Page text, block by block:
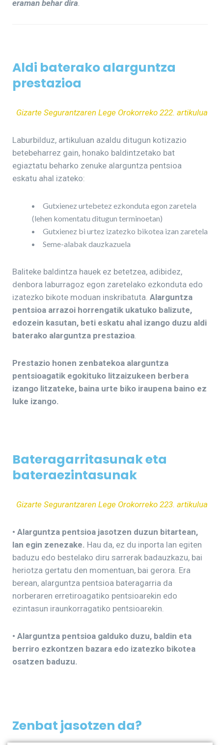
eraman behar dira
Aldi baterako alarguntza
prestazioa
Gizarte Segurantzaren Lege Orokorreko 222. artikulua
Laburbilduz, artikuluan azaldu ditugun kotizazio
betebeharrez gain, honako baldintzetako bat
egiaztatu beharko zenuke alarguntza pentsioa
eskatu ahal izateko:
Gutxienez urtebetez ezkonduta egon zaretela
(lehen komentatu ditugun terminoetan)
Gutxienez bi urtez izatezko bikotea izan zaretela
Seme-alabak dauzkazuela
Baliteke baldintza hauek ez betetzea, adibidez,
denbora laburragoz egon zaretelako ezkonduta edo
izatezko bikote moduan inskribatuta. Alarguntza
pentsioa arrazoi horrengatik ukatuko balizute,
edozein kasutan, beti eskatu ahal izango duzu aldi
baterako alarguntza prestazioa
Prestazio honen zenbatekoa alarguntza
pentsioagatik egokituko litzaizukeen berbera
izango litzateke, baina urte biko iraupena baino ez
luke izango.
Bateragarritasunak eta
bateraezintasunak
Gizarte Segurantzaren Lege Orokorreko 223. artikulua
• Alarguntza pentsioa jasotzen duzun bitartean,
lan egin zenezake. Hau da, ez du inporta lan egiten
baduzu edo bestelako diru sarrerak badauzkazu, bai
heriotza gertatu den momentuan, bai gerora. Era
berean, alarguntza pentsioa bateragarria da
norberaren erretiroagatiko pentsioarekin edo
ezintasun iraunkorragatiko pentsioarekin.
• Alarguntza pentsioa galduko duzu, baldin eta
berriro ezkontzen bazara edo izatezko bikotea
osatzen baduzu.
Zenbat jasotzen da?